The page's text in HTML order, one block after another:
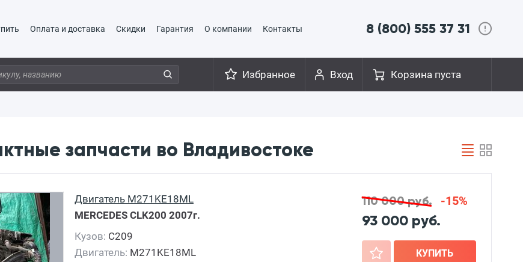
Оплата и доставка Скидки Гарантия О компании Контакты 8 (800) 555 37 31
Корзина пуста
Вход
Избранное
запчасти во Владивостоке
110 000 руб. -15%
93 000 руб.
+ КУПИТЬ
Двигатель M271KE18ML
MERCEDES CLK200 2007г.
Кузов: C209
Двигатель: M271KE18ML